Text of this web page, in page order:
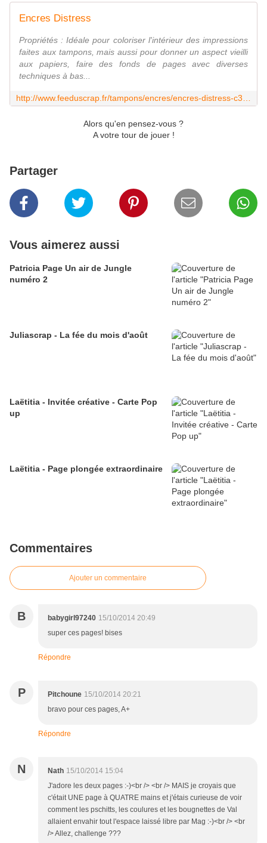
Encres Distress
Propriétés : Idéale pour coloriser l'intérieur des impressions
faites aux tampons, mais aussi pour donner un aspect vieilli
aux papiers, faire des fonds de pages avec diverses
techniques à bas...
Alors qu'en pensez-vous ?
A votre tour de jouer !
Partager
Vous aimerez aussi
Patricia Page Un air de Jungle
numéro 2
Juliascrap - La fée du mois d'août
Laëtitia - Invitée créative - Carte Pop
up
Laëtitia - Page plongée extraordinaire
Commentaires
Ajouter un commentaire
B babygirl97240 15/10/2014 20:49
super ces pages! bises
Répondre
P Pitchoune 15/10/2014 20:21
bravo pour ces pages, A+
Répondre
N Nath 15/10/2014 15:04
J'adore les deux pages :-)<br /> <br /> MAIS je croyais que
c'était UNE page à QUATRE mains et j'étais curieuse de voir
comment les pschitts, les coulures et les bougnettes de Val
allaient envahir tout l'espace laissé libre par Mag :-)<br /> <br
/> Allez, challenge ???